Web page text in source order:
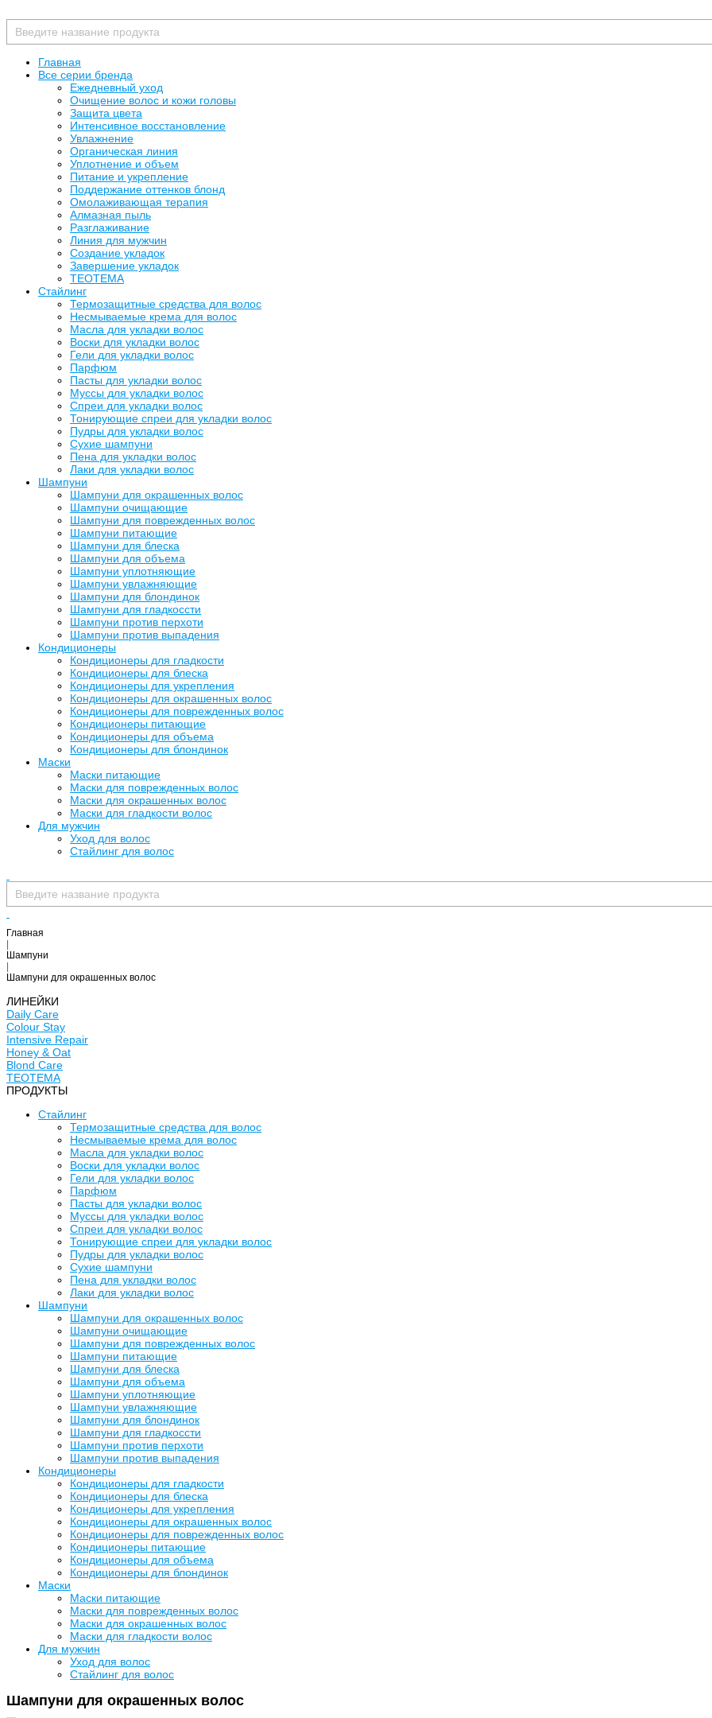
Главная
Все серии бренда
Ежедневный уход
Очищение волос и кожи головы
Защита цвета
Интенсивное восстановление
Увлажнение
Органическая линия
Уплотнение и объем
Питание и укрепление
Поддержание оттенков блонд
Омолаживающая терапия
Алмазная пыль
Разглаживание
Линия для мужчин
Создание укладок
Завершение укладок
TEOTEMA
Стайлинг
Термозащитные средства для волос
Несмываемые крема для волос
Масла для укладки волос
Воски для укладки волос
Гели для укладки волос
Парфюм
Пасты для укладки волос
Муссы для укладки волос
Спреи для укладки волос
Тонирующие спреи для укладки волос
Пудры для укладки волос
Сухие шампуни
Пена для укладки волос
Лаки для укладки волос
Шампуни
Шампуни для окрашенных волос
Шампуни очищающие
Шампуни для поврежденных волос
Шампуни питающие
Шампуни для блеска
Шампуни для объема
Шампуни уплотняющие
Шампуни увлажняющие
Шампуни для блондинок
Шампуни для гладкоссти
Шампуни против перхоти
Шампуни против выпадения
Кондиционеры
Кондиционеры для гладкости
Кондиционеры для блеска
Кондиционеры для укрепления
Кондиционеры для окрашенных волос
Кондиционеры для поврежденных волос
Кондиционеры питающие
Кондиционеры для объема
Кондиционеры для блондинок
Маски
Маски питающие
Маски для поврежденных волос
Маски для окрашенных волос
Маски для гладкости волос
Для мужчин
Уход для волос
Стайлинг для волос
Главная
Шампуни
Шампуни для окрашенных волос
ЛИНЕЙКИ
Daily Care
Colour Stay
Intensive Repair
Honey & Oat
Blond Care
TEOTEMA
ПРОДУКТЫ
Стайлинг
Термозащитные средства для волос
Несмываемые крема для волос
Масла для укладки волос
Воски для укладки волос
Гели для укладки волос
Парфюм
Пасты для укладки волос
Муссы для укладки волос
Спреи для укладки волос
Тонирующие спреи для укладки волос
Пудры для укладки волос
Сухие шампуни
Пена для укладки волос
Лаки для укладки волос
Шампуни
Шампуни для окрашенных волос
Шампуни очищающие
Шампуни для поврежденных волос
Шампуни питающие
Шампуни для блеска
Шампуни для объема
Шампуни уплотняющие
Шампуни увлажняющие
Шампуни для блондинок
Шампуни для гладкоссти
Шампуни против перхоти
Шампуни против выпадения
Кондиционеры
Кондиционеры для гладкости
Кондиционеры для блеска
Кондиционеры для укрепления
Кондиционеры для окрашенных волос
Кондиционеры для поврежденных волос
Кондиционеры питающие
Кондиционеры для объема
Кондиционеры для блондинок
Маски
Маски питающие
Маски для поврежденных волос
Маски для окрашенных волос
Маски для гладкости волос
Для мужчин
Уход для волос
Стайлинг для волос
Шампуни для окрашенных волос